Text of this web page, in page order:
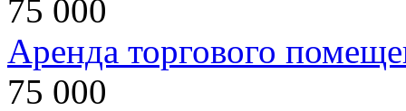
75 000
Аренда торгового
75 000